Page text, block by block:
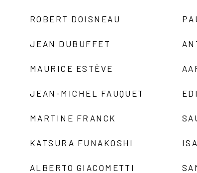
ROBERT DOISNEAU
JEAN DUBUFFET
MAURICE ESTÈVE
JEAN-MICHEL FAUQUET
MARTINE FRANCK
KATSURA FUNAKOSHI
ALBERTO GIACOMETTI